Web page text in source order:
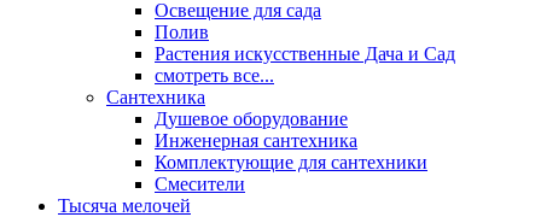
Освещение для сада
Полив
Растения искусственные Дача и Сад
смотреть все...
Сантехника
Душевое оборудование
Инженерная сантехника
Комплектующие для сантехники
Смесители
Тысяча мелочей